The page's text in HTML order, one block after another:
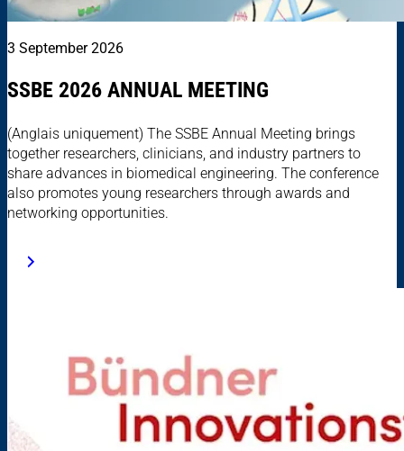
3 September 2026
SSBE 2026 ANNUAL MEETING
(Anglais uniquement) The SSBE Annual Meeting brings
together researchers, clinicians, and industry partners to
share advances in biomedical engineering. The conference
also promotes young researchers through awards and
networking opportunities.